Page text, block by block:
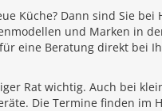
Küche? Dann sind Sie
und Marken in
eine Beratung direkt bei
Rat wichtig. Auch bei
Die Termine finden